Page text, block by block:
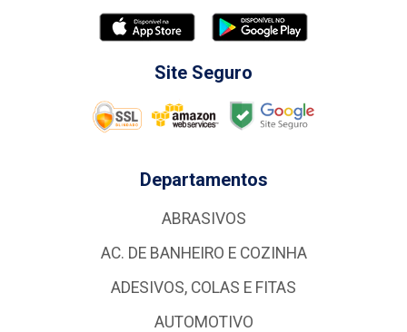
Site Seguro
Departamentos
ABRASIVOS
AC. DE BANHEIRO E COZINHA
ADESIVOS, COLAS E FITAS
AUTOMOTIVO